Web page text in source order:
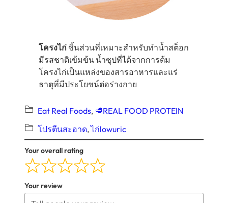
โครงไก่ ชิ้นส่วนที่เหมาะสำหรับทำนํ้าสต็อก
มีรสชาติเข้มข้น นํ้าซุปที่ได้จากการต้ม
โครงไก่เป็นแหล่งของสารอาหารและแร่
ธาตุที่มีประโยชน์ต่อร่างกาย
Eat Real Foods, 🥩REAL FOOD PROTEIN
โปรตีนสะอาด, ไก่lowuric
Your overall rating
Your review